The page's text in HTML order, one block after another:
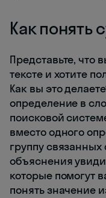
Как понять
Представьте, что
тексте и хотите
Как вы это
определение в
поисковой
вместо одного
группу связанных
объяснения
которые помогут
понять значение